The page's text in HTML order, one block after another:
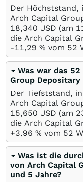
Der Höchststand,
Arch Capital
18,340 USD (am
die Arch Capital
-11,29 % vom 52
Was war das
Group Depositary
Der Tiefststand,
Arch Capital
15,650 USD (am
die Arch Capital
+3,96 % vom 52
Was ist die
von Arch Capital
und 5 Jahre?